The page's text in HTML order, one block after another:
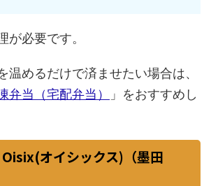
が必要です。
温めるだけで済ませたい場合は、
弁当（宅配弁当）
」をおすすめし
Oisix(オイシックス)（墨田